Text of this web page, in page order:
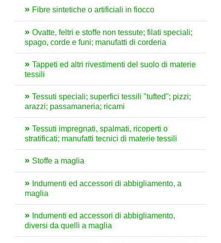
Fibre sintetiche o artificiali in fiocco
Ovatte, feltri e stoffe non tessute; filati speciali;
spago, corde e funi; manufatti di corderia
Tappeti ed altri rivestimenti del suolo di materie
tessili
Tessuti speciali; superfici tessili "tufted"; pizzi;
arazzi; passamaneria; ricami
Tessuti impregnati, spalmati, ricoperti o
stratificati; manufatti tecnici di materie tessili
Stoffe a maglia
Indumenti ed accessori di abbigliamento, a
maglia
Indumenti ed accessori di abbigliamento,
diversi da quelli a maglia